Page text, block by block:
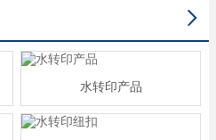

水转印产品